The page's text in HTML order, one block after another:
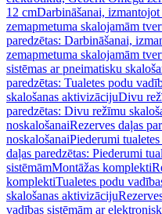
12 cmDarbināšanai,
zemapmetuma skalojamām
paredzētas: Darbināšanai,
zemapmetuma skalojamām
sistēmas ar pneimatisku
paredzētas: Tualetes podu
skalošanas aktivizācijuDivu
paredzētas: Divu režīmu
noskalošanaiRezerves daļas
noskalošanaiPiederumi
daļas paredzētas: Piederumi
sistēmāmMontāžas komplekti
komplektiTualetes podu
skalošanas aktivizāciju
vadības sistēmām ar